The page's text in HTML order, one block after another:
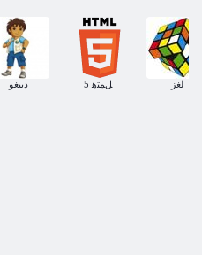
دييغو 5 ﻞﻤﺘﻫ لغز